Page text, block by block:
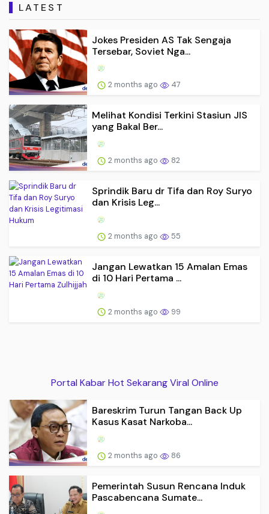
LATEST
Jokes Presiden AS Tak Sengaja
Tersebar, Soviet Nga...
2 months ago 47
Melihat Kondisi Terkini Stasiun JIS
yang Bakal Ber...
2 months ago 82
Sprindik Baru dr Tifa dan Roy Suryo
dan Krisis Leg...
2 months ago 55
Jangan Lewatkan 15 Amalan Emas
di 10 Hari Pertama ...
2 months ago 99
Portal Kabar Hot Sekarang Viral Online
Bareskrim Turun Tangan Back Up
Kasus Kasat Narkoba...
2 months ago 86
Pemerintah Susun Rencana Induk
Pascabencana Sumate...